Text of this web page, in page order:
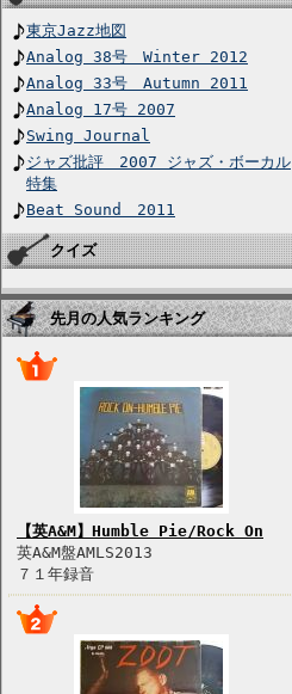
東京Jazz地図
Analog 38号 Winter 2012
Analog 33号 Autumn 2011
Analog 17号 2007
Swing Journal
ジャズ批評 2007 ジャズ・ボーカル
特集
Beat Sound 2011
クイズ
先月の人気ランキング
【英A&M】Humble Pie/Rock On
英A&M盤AMLS2013
７１年録音